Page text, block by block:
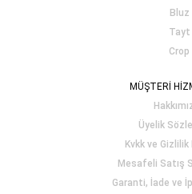
Bluz
Tayt
Crop
MÜŞTERİ
Üyelik
Kvkk ve Gizlilik
Mesafeli Satış
Garanti, İade ve